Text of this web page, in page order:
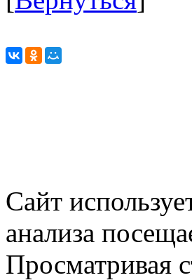
Сайт
анализа
Просматривая